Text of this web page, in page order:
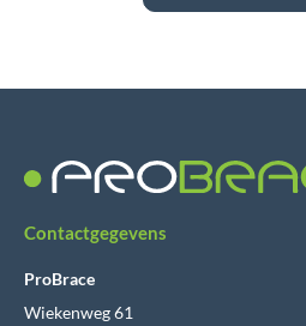
Contactgegevens
ProBrace
Wiekenweg 61